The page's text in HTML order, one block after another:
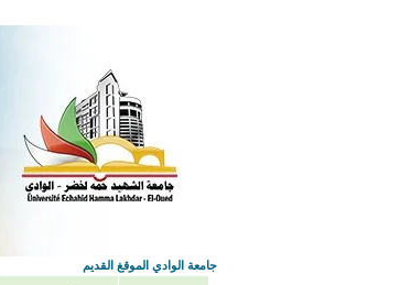
جامعة الوادي الموقغ القديم